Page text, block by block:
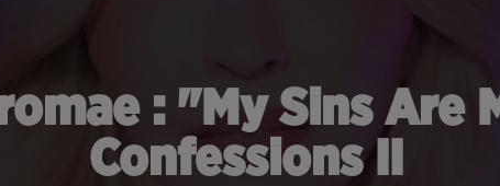
: "My Sins Are
Confessions II